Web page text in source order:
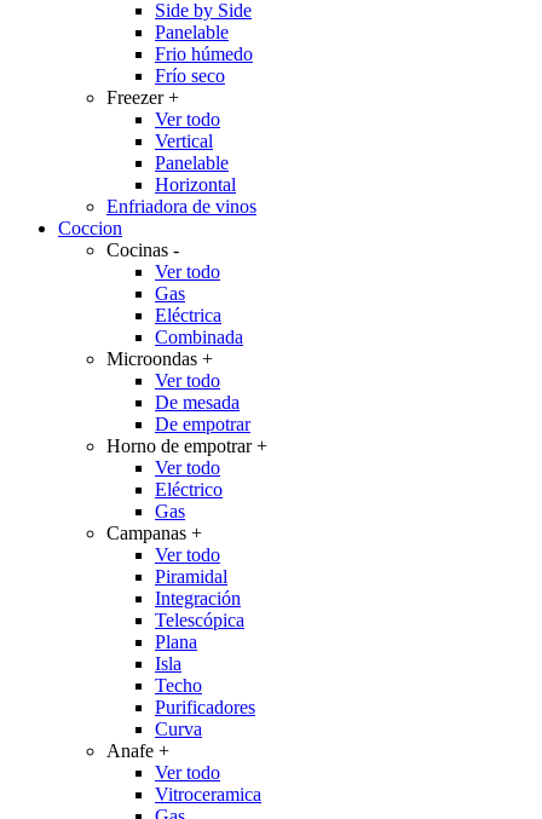
Side by Side
Panelable
Frio húmedo
Frío seco
Freezer+
Ver todo
Vertical
Panelable
Horizontal
Enfriadora de vinos
Coccion
Cocinas -
Ver todo
Gas
Eléctrica
Combinada
Microondas +
Ver todo
De mesada
De empotrar
Horno de empotrar+
Ver todo
Eléctrico
Gas
Campanas +
Ver todo
Piramidal
Integración
Telescópica
Plana
Isla
Techo
Purificadores
Curva
Anafe +
Ver todo
Vitroceramica